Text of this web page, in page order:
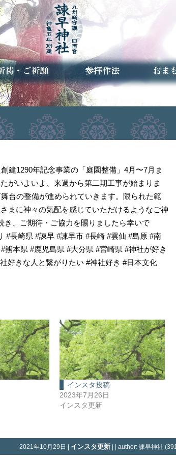
・ご祈願とは
願
り
詣
お祝い
婚式
・方位除け
祓い
（神式の葬儀） 神社とは
お参りの作法
建1290年記念事業の「庭園整備」4月〜7月ま
がいよいよ、来週から第二期工事が始まりま
台の整備が進められていきます。限られた範
まに神々の気配を感じていただけるようなご神
、ご期待・ご協力を賜りましたら幸いで
#長崎県 #諫早 #諫早市 #長崎 #雲仙 #島原 #南
本県 #鹿児島県 #大分県 #宮崎県 #神社が好き
好きな人と繋がりたい #神社好き #日本文化
インスタ投稿
2023年7月26日
インスタ更新
2021年10月29日 | インスタ更新 | | author: 諫早神社